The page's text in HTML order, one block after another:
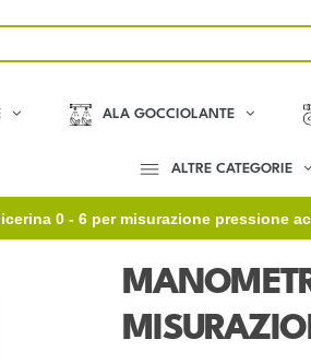
ALA GOCCIOLANTE
ALTRE CATEGORIE
0 - 6 per misurazione pressione